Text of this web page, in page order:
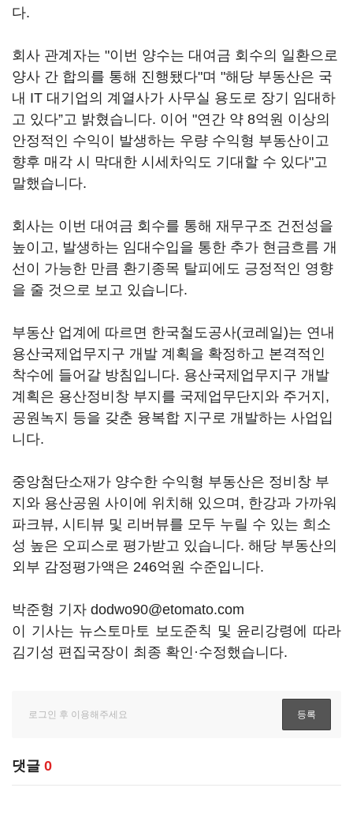
다.
회사 관계자는 "이번 양수는 대여금 회수의 일환으로
양사 간 합의를 통해 진행됐다"며 "해당 부동산은 국
내 IT 대기업의 계열사가 사무실 용도로 장기 임대하
고 있다”고 밝혔습니다. 이어 "연간 약 8억원 이상의
안정적인 수익이 발생하는 우량 수익형 부동산이고
향후 매각 시 막대한 시세차익도 기대할 수 있다"고
말했습니다.
회사는 이번 대여금 회수를 통해 재무구조 건전성을
높이고, 발생하는 임대수입을 통한 추가 현금흐름 개
선이 가능한 만큼 환기종목 탈피에도 긍정적인 영향
을 줄 것으로 보고 있습니다.
부동산 업계에 따르면 한국철도공사(코레일)는 연내
용산국제업무지구 개발 계획을 확정하고 본격적인
착수에 들어갈 방침입니다. 용산국제업무지구 개발
계획은 용산정비창 부지를 국제업무단지와 주거지,
공원녹지 등을 갖춘 융복합 지구로 개발하는 사업입
니다.
중앙첨단소재가 양수한 수익형 부동산은 정비창 부
지와 용산공원 사이에 위치해 있으며, 한강과 가까워
파크뷰, 시티뷰 및 리버뷰를 모두 누릴 수 있는 희소
성 높은 오피스로 평가받고 있습니다. 해당 부동산의
외부 감정평가액은 246억원 수준입니다.
박준형 기자 dodwo90@etomato.com
이 기사는 뉴스토마토 보도준칙 및 윤리강령에 따라
김기성 편집국장이 최종 확인·수정했습니다.
댓글 0